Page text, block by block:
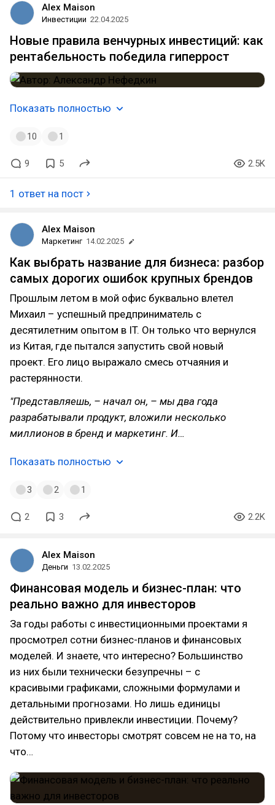
Alex Maison
Инвестиции 22.04.2025
Новые правила венчурных инвестиций: как
рентабельность победила гиперрост
Показать полностью
10 1
9 5 2.5K
1 ответ на пост
Alex Maison
Маркетинг 14.02.2025
Как выбрать название для бизнеса: разбор
самых дорогих ошибок крупных брендов
Прошлым летом в мой офис буквально влетел
Михаил – успешный предприниматель с
десятилетним опытом в IT. Он только что вернулся
из Китая, где пытался запустить свой новый
проект. Его лицо выражало смесь отчаяния и
растерянности.
"Представляешь, – начал он, – мы два года
разрабатывали продукт, вложили несколько
миллионов в бренд и маркетинг. И…
Показать полностью
3 2 1
2 3 2.2K
Alex Maison
Деньги 13.02.2025
Финансовая модель и бизнес-план: что
реально важно для инвесторов
За годы работы с инвестиционными проектами я
просмотрел сотни бизнес-планов и финансовых
моделей. И знаете, что интересно? Большинство
из них были технически безупречны – с
красивыми графиками, сложными формулами и
детальными прогнозами. Но лишь единицы
действительно привлекли инвестиции. Почему?
Потому что инвесторы смотрят совсем не на то, на
что…